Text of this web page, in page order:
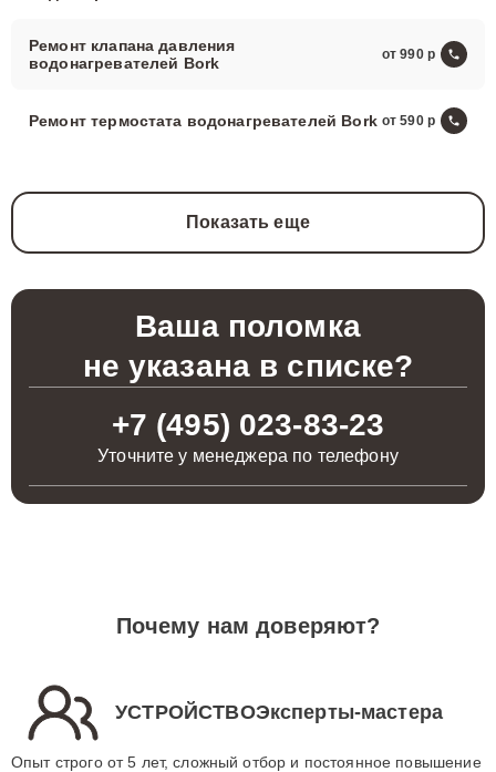
Ремонт клапана давления
водонагревателей Bork
от 990
Ремонт термостата водонагревателей Bork от 590
Показать еще
Ваша поломка
не указана в списке?
+7 (495) 023-83-23
Уточните у менеджера по телефону
Почему нам доверяют?
УСТРОЙСТВОЭксперты-мастера
Опыт строго от 5 лет, сложный отбор и постоянное повышение